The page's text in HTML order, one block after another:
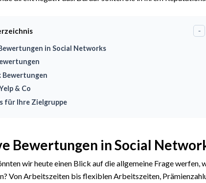
-
in Social Networks
Bewertungen
& Co
für Ihre Zielgruppe
Bewertungen in Social
wir heute einen Blick auf die allgemeine Frage werfen,
Von Arbeitszeiten bis flexiblen Arbeitszeiten,